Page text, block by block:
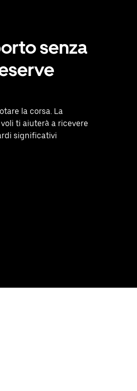
senza
la corsa. La
ti aiuterà a ricevere
significativi